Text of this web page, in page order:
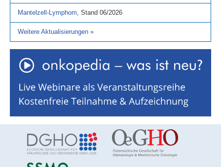
Mantelzell-Lymphom, Stand 06/2026
Weitere Aktualisierungen »